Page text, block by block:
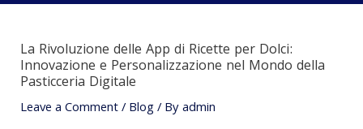
La Rivoluzione delle App di Ricette per Dolci:
Innovazione e Personalizzazione nel Mondo della
Pasticceria Digitale
Leave a Comment/Blog/ Byadmin